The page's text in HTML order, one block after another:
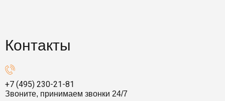
Контакты
+7 (495) 230-21-81
Звоните, принимаем звонки 24/7